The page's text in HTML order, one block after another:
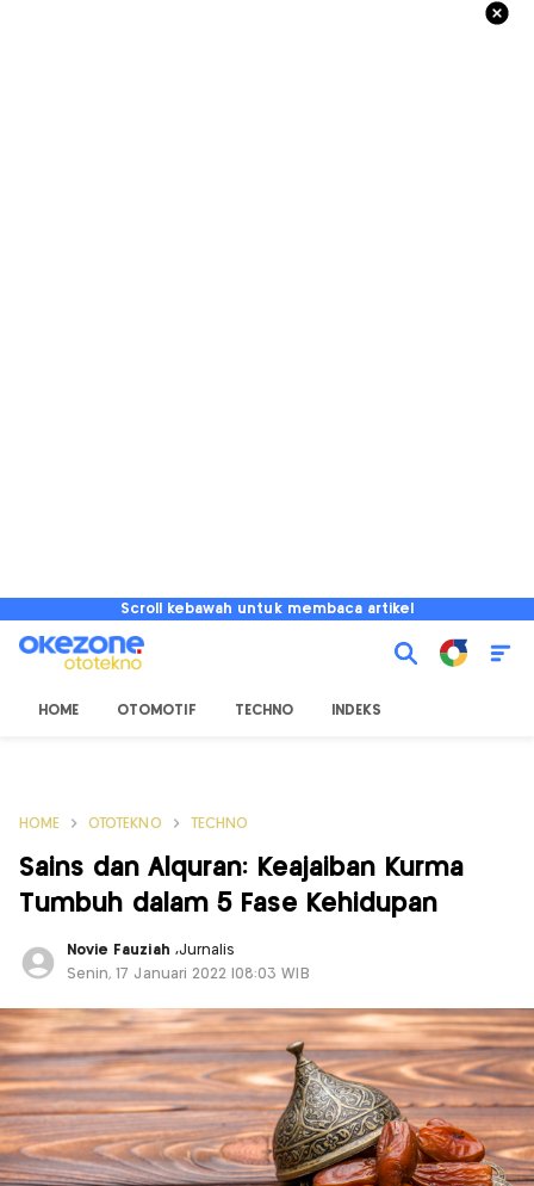
Scroll kebawah untuk membaca artikel
HOME OTOMOTIF TECHNO INDEKS
HOME OTOTEKNO TECHNO
Sains dan Alquran: Keajaiban Kurma
Tumbuh dalam 5 Fase Kehidupan
Novie Fauziah ,Jurnalis
Senin, 17 Januari 2022 |08:03 WIB